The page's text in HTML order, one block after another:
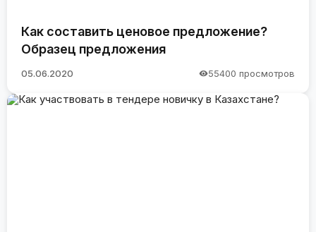
Как составить ценовое предложение?
Образец предложения
05.06.2020 55400 просмотров